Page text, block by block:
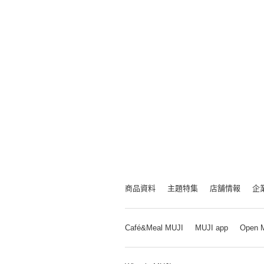
商品資料 主題特集 店舗情報 企
Café&Meal MUJI MUJI app Open